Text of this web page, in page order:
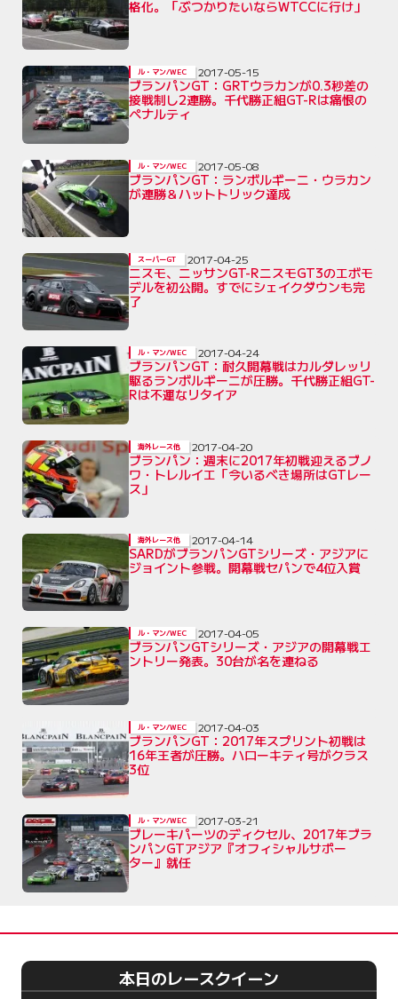
格化。「ぶつかりたいならWTCCに行け」
ブランパンGT：GRTウラカンが0.3秒差の
接戦制し2連勝。千代勝正組GT-Rは痛恨の
ペナルティ
ル・マン/WEC 2017-05-15
ブランパンGT：ランボルギーニ・ウラカン
が連勝＆ハットトリック達成
ル・マン/WEC 2017-05-08
ニスモ、ニッサンGT-RニスモGT3のエボモ
デルを初公開。すでにシェイクダウンも完
了
スーパーGT 2017-04-25
ブランパンGT：耐久開幕戦はカルダレッリ
駆るランボルギーニが圧勝。千代勝正組GT-
Rは不運なリタイア
ル・マン/WEC 2017-04-24
ブランパン：週末に2017年初戦迎えるブノ
ワ・トレルイエ「今いるべき場所はGTレー
ス」
海外レース他 2017-04-20
SARDがブランパンGTシリーズ・アジアに
ジョイント参戦。開幕戦セパンで4位入賞
海外レース他 2017-04-14
ブランパンGTシリーズ・アジアの開幕戦エ
ントリー発表。30台が名を連ねる
ル・マン/WEC 2017-04-05
ブランパンGT：2017年スプリント初戦は
16年王者が圧勝。ハローキティ号がクラス
3位
ル・マン/WEC 2017-04-03
ブレーキパーツのディクセル、2017年ブラ
ンパンGTアジア『オフィシャルサポー
ター』就任
ル・マン/WEC 2017-03-21
本日のレースクイーン